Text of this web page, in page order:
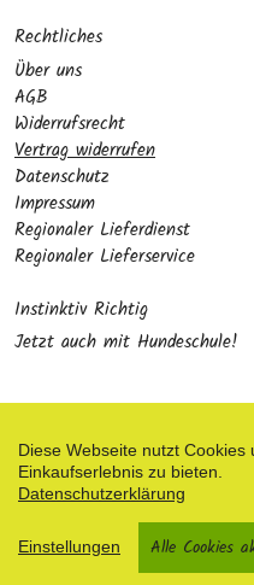
Rechtliches
Über uns
AGB
Widerrufsrecht
Vertrag widerrufen
Datenschutz
Impressum
Regionaler Lieferdienst
Regionaler Lieferservice
Instinktiv Richtig
Jetzt auch mit Hundeschule!
Zahlungsarten
Shop erstellt mit
Diese Webseite nutzt
Einkaufserlebnis zu bieten.
Datenschutzerklärung
Einstellungen Alle Cookies